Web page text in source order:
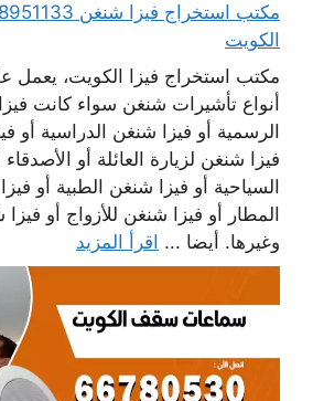
الكويت
مكتب استخراج فيزا الكويت، يعمل
أنواع تأشيرات شنغن سواء كانت
الرسمية أو فيزا شنغن الدراسية أو
فيزا شنغن لزيارة العائلة أو
السياحية أو فيزا شنغن الطبية أو
المطار أو فيزا شنغن للأزواج أو
وغيرها. أيضا ... اقرأ المزيد